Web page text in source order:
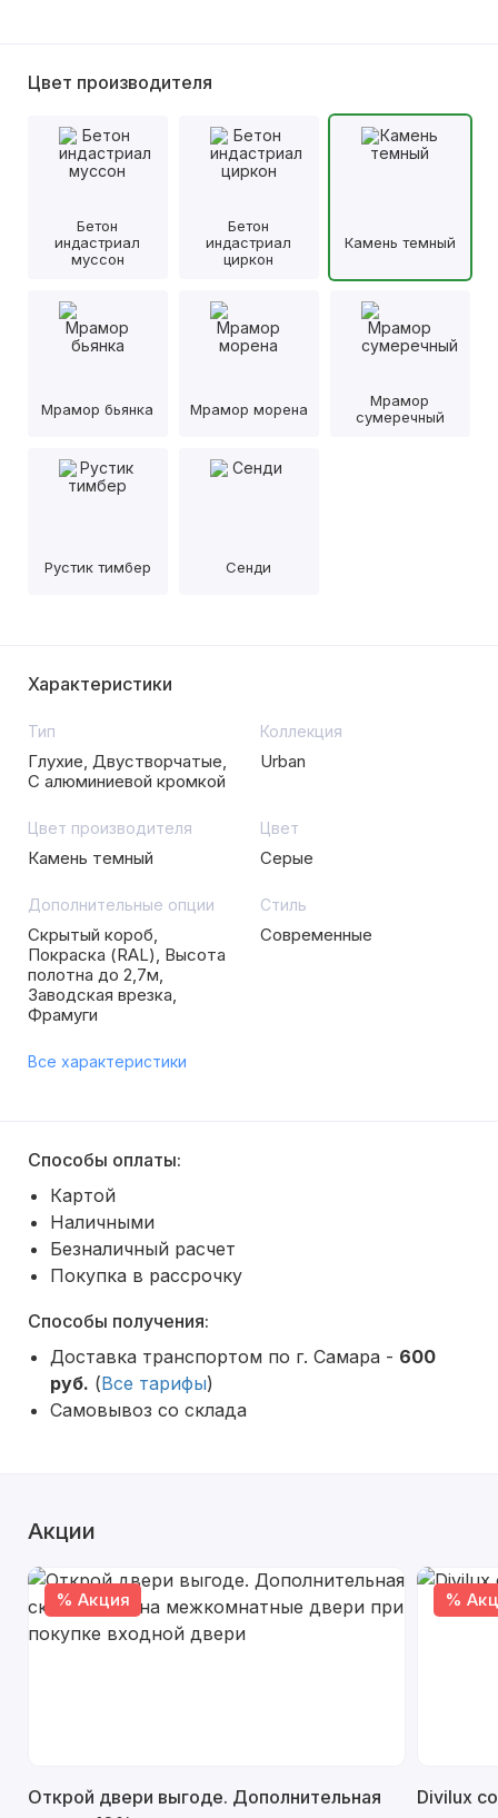
Цвет производителя
Бетон
индастриал
муссон
Бетон
индастриал
циркон
Камень темный
Мрамор бьянка Мрамор морена
Мрамор
сумеречный
Рустик тимбер Сенди
Характеристики
Тип
Глухие, Двустворчатые,
С алюминиевой кромкой
Коллекция
Urban
Цвет производителя
Камень темный
Цвет
Серые
Дополнительные опции
Скрытый короб,
Покраска (RAL), Высота
полотна до 2,7м,
Заводская врезка,
Фрамуги
Стиль
Современные
Все характеристики
Способы оплаты:
Картой
Наличными
Безналичный расчет
Покупка в рассрочку
Способы получения:
Доставка транспортом по г. Самара - 600
руб. (Все тарифы)
Самовывоз со склада
Акции
% Акция
Открой двери выгоде. Дополнительная
%
Divilux